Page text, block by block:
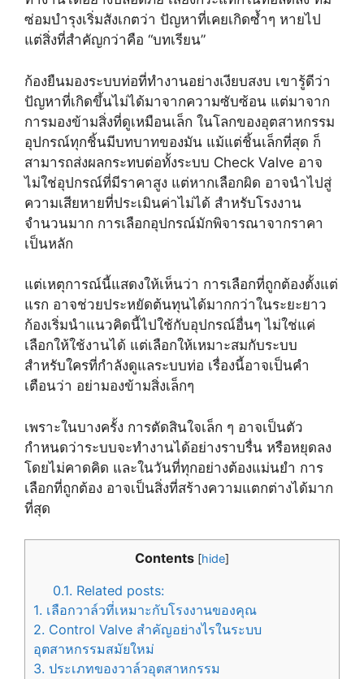
ซ่อมบำรุงเริ่มสังเกตว่า ปัญหาที่เคยเกิดซ้ำๆ หายไป
แต่สิ่งที่สำคัญกว่าคือ “บทเรียน”
ก้องยืนมองระบบท่อที่ทำงานอย่างเงียบสงบ เขารู้ดีว่า
ปัญหาที่เกิดขึ้นไม่ได้มาจากความซับซ้อน แต่มาจาก
การมองข้ามสิ่งที่ดูเหมือนเล็ก ในโลกของอุตสาหกรรม
อุปกรณ์ทุกชิ้นมีบทบาทของมัน แม้แต่ชิ้นเล็กที่สุด ก็
สามารถส่งผลกระทบต่อทั้งระบบ Check Valve อาจ
ไม่ใช่อุปกรณ์ที่มีราคาสูง แต่หากเลือกผิด อาจนำไปสู่
ความเสียหายที่ประเมินค่าไม่ได้ สำหรับโรงงาน
จำนวนมาก การเลือกอุปกรณ์มักพิจารณาจากราคา
เป็นหลัก
แต่เหตุการณ์นี้แสดงให้เห็นว่า การเลือกที่ถูกต้องตั้งแต่
แรก อาจช่วยประหยัดต้นทุนได้มากกว่าในระยะยาว
ก้องเริ่มนำแนวคิดนี้ไปใช้กับอุปกรณ์อื่นๆ ไม่ใช่แค่
เลือกให้ใช้งานได้ แต่เลือกให้เหมาะสมกับระบบ
สำหรับใครที่กำลังดูแลระบบท่อ เรื่องนี้อาจเป็นคำ
เตือนว่า อย่ามองข้ามสิ่งเล็กๆ
เพราะในบางครั้ง การตัดสินใจเล็ก ๆ อาจเป็นตัว
กำหนดว่าระบบจะทำงานได้อย่างราบรื่น หรือหยุดลง
โดยไม่คาดคิด และในวันที่ทุกอย่างต้องแม่นยำ การ
เลือกที่ถูกต้อง อาจเป็นสิ่งที่สร้างความแตกต่างได้มาก
ที่สุด
Contents [hide]
0.1. Related posts:
1. เลือกวาล์วที่เหมาะกับโรงงานของคุณ
2. Control Valve สำคัญอย่างไรในระบบ
อุตสาหกรรมสมัยใหม่
3. ประเภทของวาล์วอุตสาหกรรม